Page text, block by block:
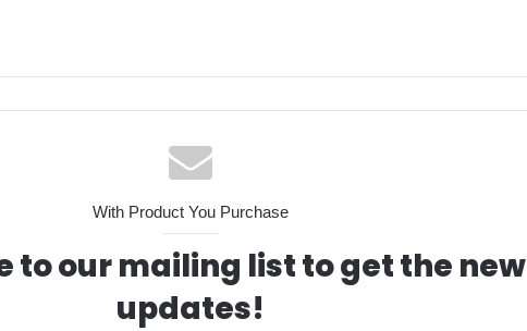
With Product You Purchase
to our mailing list to get the new
updates!